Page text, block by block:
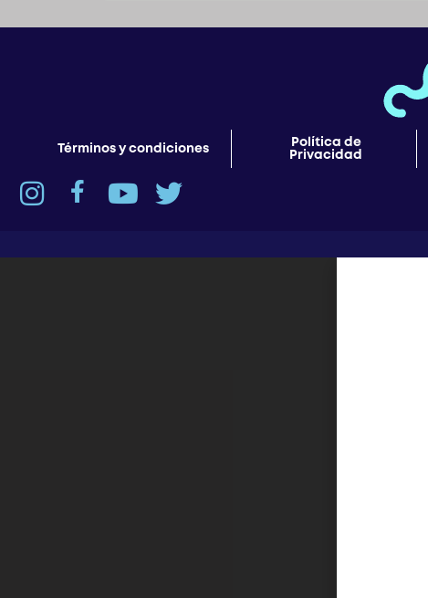
Términos y condiciones
Política de
Privacidad